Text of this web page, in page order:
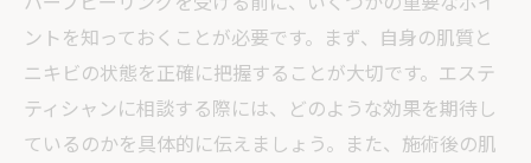
ントを知っておくことが必要です。まず、自身の肌質と
ニキビの状態を正確に把握することが大切です。エステ
ティシャンに相談する際には、どのような効果を期待し
ているのかを具体的に伝えましょう。また、施術後の肌